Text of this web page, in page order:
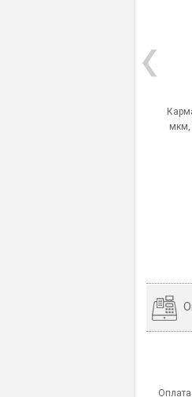
мкм,
Оплата